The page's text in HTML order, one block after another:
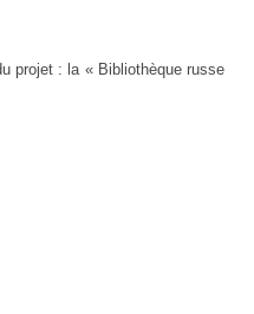
projet : la « Bibliothèque russe